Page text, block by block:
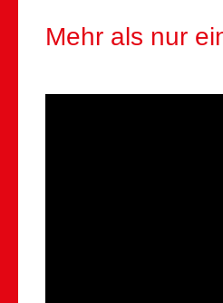
Mehr als nur